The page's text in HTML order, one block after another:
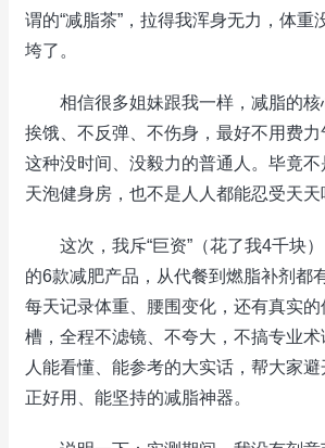
谓的“减脂茶”，拉得我浑身无力，体重
垮了。
相信很多姐妹跟我一样，减脂的核
挨饿、不反弹、不伤身，最好不用费
这种没时间、没毅力的普通人。毕竟
天泡健身房，也不是人人都能忍受天天
这次，我斥“巨资”（花了我4千块）
的6款减肥产品，从代餐到燃脂补剂都
每天记录体重、腰围变化，还有真实
槽，全程不滤镜、不夸大，不搞专业
人能看懂、能参考的大实话，帮大家
正好用、能坚持的减脂神器。